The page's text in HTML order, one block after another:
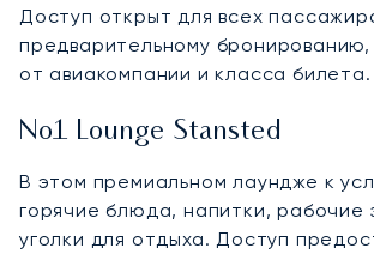
Доступ открыт для всех
предварительному бронированию,
от авиакомпании и класса билета.
No1 Lounge Stansted
В этом премиальном лаундже к
горячие блюда, напитки, рабочие
уголки для отдыха. Доступ